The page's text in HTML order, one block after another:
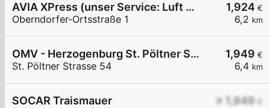
1,924 €
6,2 km
AVIA XPress (unser Service: Luft und Wasser)
Oberndorfer-Ortsstraße 1
1,949 €
6,4 km
OMV - Herzogenburg St. Pöltner Straße 54
St. Pöltner Strasse 54
≥ 1,949 €
SOCAR Traismauer